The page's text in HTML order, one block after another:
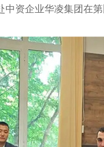
资企业华凌集团在